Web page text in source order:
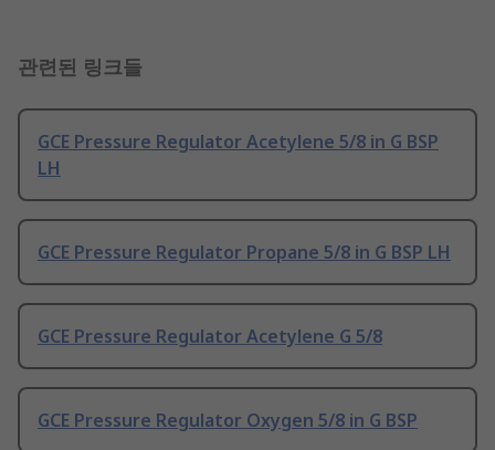
관련된 링크들
GCE Pressure Regulator Acetylene 5/8 in G BSP
LH
GCE Pressure Regulator Propane 5/8 in G BSP LH
GCE Pressure Regulator Acetylene G 5/8
GCE Pressure Regulator Oxygen 5/8 in G BSP